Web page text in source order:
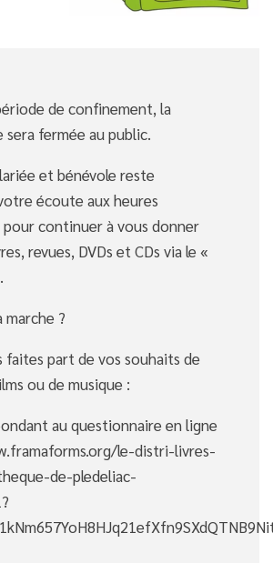
de confinement, la
fermée au public.
et bénévole reste
écoute aux heures
continuer à vous donner
revues, DVDs et CDs via le «
marche ?
faites part de vos souhaits de
ou de musique :
au questionnaire en ligne
le-distri-livres-
de-pledeliac-